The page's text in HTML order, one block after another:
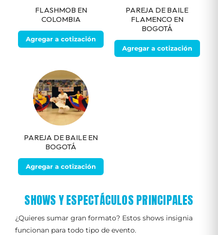
FLASHMOB EN
COLOMBIA
Agregar a cotización
PAREJA DE BAILE
FLAMENCO EN
BOGOTÁ
Agregar a cotización
PAREJA DE BAILE EN
BOGOTÁ
Agregar a cotización
SHOWS Y ESPECTÁCULOS PRINCIPALES
¿Quieres sumar gran formato? Estos shows insignia
funcionan para todo tipo de evento.